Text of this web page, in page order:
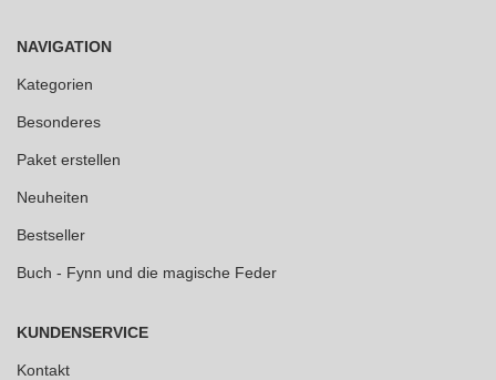
NAVIGATION
Kategorien
Besonderes
Paket erstellen
Neuheiten
Bestseller
Buch - Fynn und die magische Feder
KUNDENSERVICE
Kontakt